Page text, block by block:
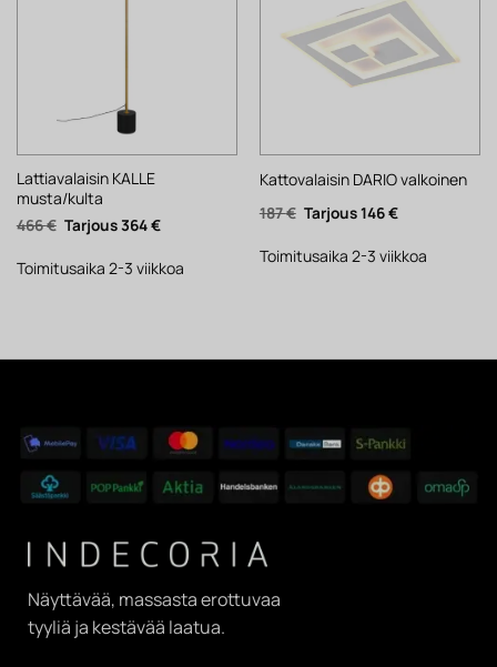
Lattiavalaisin KALLE
musta/kulta
466€ Alkuperäinen
hinta
466 €.
364€Nykyinen
364 €.
Toimitusaika 2-3 viikkoa
Kattovalaisin DARIO valkoinen
187€ Alkuperäinen
hinta
187 €.
146€Nykyinen
146 €.
Toimitusaika 2-3 viikkoa
Näyttävää, massasta erottuvaa
tyyliä ja kestävää laatua.